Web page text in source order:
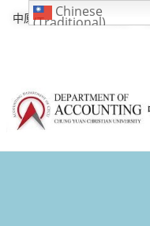
中原大學｜學校行事曆
Chinese
(Traditional)